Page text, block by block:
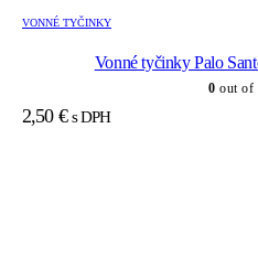
VONNÉ TYČINKY
Vonné tyčinky Palo
0 out of
2,50 € s DPH